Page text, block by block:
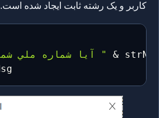
کاربر و یک رشته ثابت ایجاد شده است.
"آيا شماره ملي شما " &